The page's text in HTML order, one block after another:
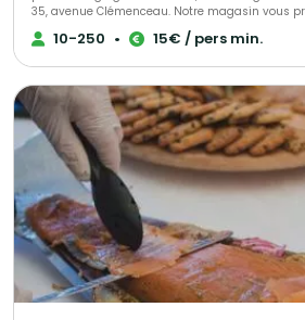
35, avenue Clémenceau. Notre magasin vous présente tous les jours une
gamme de plats à emporter de l'entrée au
également nos services pour toutes vos
10-250 • 15€ / pers min.